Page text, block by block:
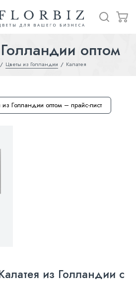
оптом
Цветы из Голландии Калатея
Голландии оптом – прайс-лист
из Голландии с